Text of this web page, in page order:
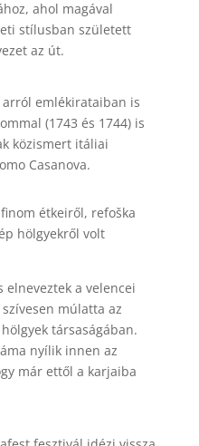
ahol magával
stílusban született
az út.
arról emlékirataiban is
(1743 és 1744) is
közismert itáliai
Casanova.
étkeiről, refoška
hölgyekről volt
a velencei
múlatta az
társaságában.
nyílik innen az
már ettől a karjaiba